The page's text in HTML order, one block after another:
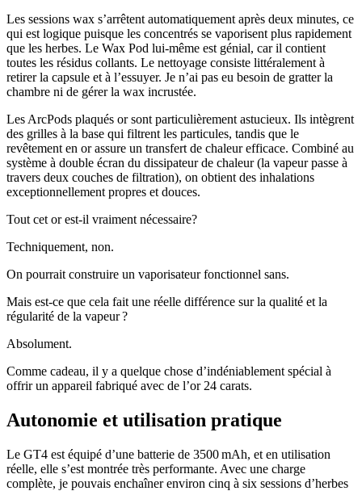
Les sessions wax s’arrêtent automatiquement après deux minutes, ce
qui est logique puisque les concentrés se vaporisent plus rapidement
que les herbes. Le Wax Pod lui-même est génial, car il contient
toutes les résidus collants. Le nettoyage consiste littéralement à
retirer la capsule et à l’essuyer. Je n’ai pas eu besoin de gratter la
chambre ni de gérer la wax incrustée.
Les ArcPods plaqués or sont particulièrement astucieux. Ils intègrent
des grilles à la base qui filtrent les particules, tandis que le
revêtement en or assure un transfert de chaleur efficace. Combiné au
système à double écran du dissipateur de chaleur (la vapeur passe à
travers deux couches de filtration), on obtient des inhalations
exceptionnellement propres et douces.
Tout cet or est-il vraiment nécessaire?
Techniquement, non.
On pourrait construire un vaporisateur fonctionnel sans.
Mais est-ce que cela fait une réelle différence sur la qualité et la
régularité de la vapeur ?
Absolument.
Comme cadeau, il y a quelque chose d’indéniablement spécial à
offrir un appareil fabriqué avec de l’or 24 carats.
Autonomie et utilisation pratique
Le GT4 est équipé d’une batterie de 3500 mAh, et en utilisation
réelle, elle s’est montrée très performante. Avec une charge
complète, je pouvais enchaîner environ cinq à six sessions d’herbes